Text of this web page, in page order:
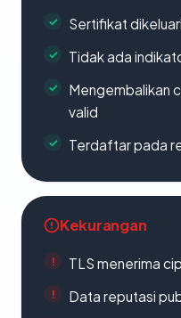
Sertifikat
Tidak ada
Mengembalikan
valid
Terdaftar pada
Kekurangan
TLS menerima
Data reputasi